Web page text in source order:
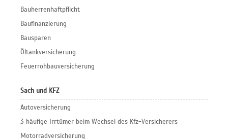
Bauherrenhaftpflicht
Baufinanzierung
Bausparen
Öltankversicherung
Feuerrohbauversicherung
Sach und KFZ
Autoversicherung
3 häufige Irrtümer beim Wechsel des Kfz-Versicherers
Motorradversicherung